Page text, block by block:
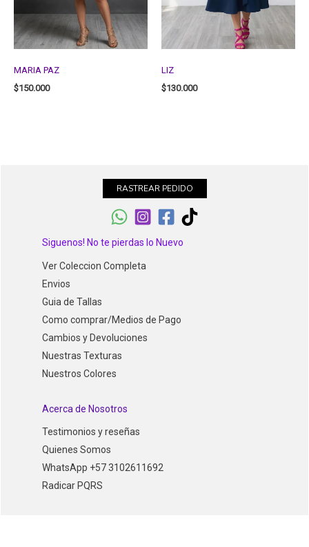
MARIA PAZ
$150.000
LIZ
$130.000
RASTREAR PEDIDO
Siguenos! No te pierdas lo Nuevo
Ver Coleccion Completa
Envios
Guia de Tallas
Como comprar/Medios de Pago
Cambios y Devoluciones
Nuestras Texturas
Nuestros Colores
Acerca de Nosotros
Testimonios y reseñas
Quienes Somos
WhatsApp +57 3102611692
Radicar PQRS